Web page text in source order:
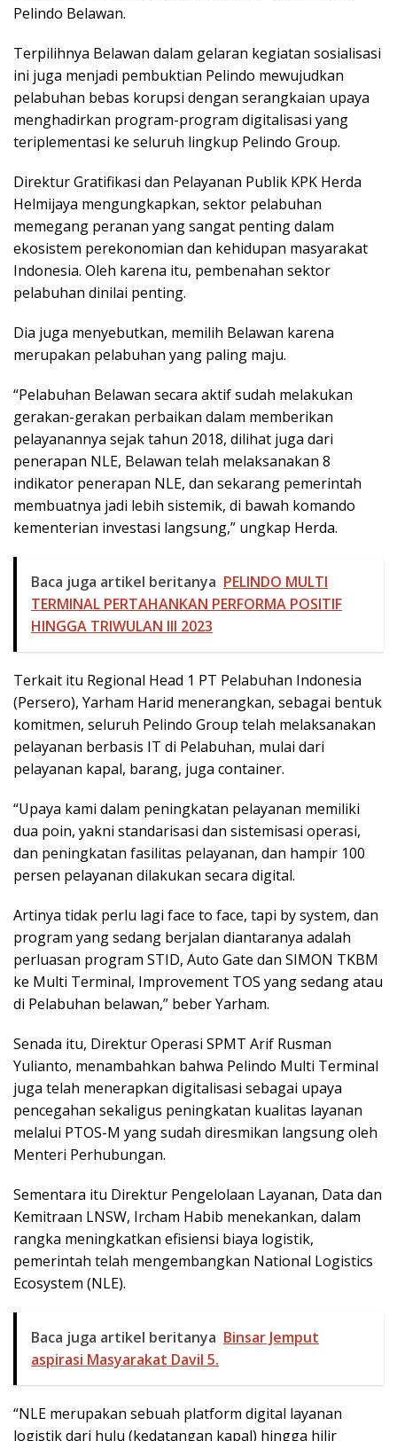
Pelindo Belawan.
Terpilihnya Belawan dalam gelaran kegiatan sosialisasi
ini juga menjadi pembuktian Pelindo mewujudkan
pelabuhan bebas korupsi dengan serangkaian upaya
menghadirkan program-program digitalisasi yang
teriplementasi ke seluruh lingkup Pelindo Group.
Direktur Gratifikasi dan Pelayanan Publik KPK Herda
Helmijaya mengungkapkan, sektor pelabuhan
memegang peranan yang sangat penting dalam
ekosistem perekonomian dan kehidupan masyarakat
Indonesia. Oleh karena itu, pembenahan sektor
pelabuhan dinilai penting.
Dia juga menyebutkan, memilih Belawan karena
merupakan pelabuhan yang paling maju.
“Pelabuhan Belawan secara aktif sudah melakukan
gerakan-gerakan perbaikan dalam memberikan
pelayanannya sejak tahun 2018, dilihat juga dari
penerapan NLE, Belawan telah melaksanakan 8
indikator penerapan NLE, dan sekarang pemerintah
membuatnya jadi lebih sistemik, di bawah komando
kementerian investasi langsung,” ungkap Herda.
Baca juga artikel beritanya PELINDO MULTI
TERMINAL PERTAHANKAN PERFORMA POSITIF
HINGGA TRIWULAN III 2023
Terkait itu Regional Head 1 PT Pelabuhan Indonesia
(Persero), Yarham Harid menerangkan, sebagai bentuk
komitmen, seluruh Pelindo Group telah melaksanakan
pelayanan berbasis IT di Pelabuhan, mulai dari
pelayanan kapal, barang, juga container.
“Upaya kami dalam peningkatan pelayanan memiliki
dua poin, yakni standarisasi dan sistemisasi operasi,
dan peningkatan fasilitas pelayanan, dan hampir 100
persen pelayanan dilakukan secara digital.
Artinya tidak perlu lagi face to face, tapi by system, dan
program yang sedang berjalan diantaranya adalah
perluasan program STID, Auto Gate dan SIMON TKBM
ke Multi Terminal, Improvement TOS yang sedang atau
di Pelabuhan belawan,” beber Yarham.
Senada itu, Direktur Operasi SPMT Arif Rusman
Yulianto, menambahkan bahwa Pelindo Multi Terminal
juga telah menerapkan digitalisasi sebagai upaya
pencegahan sekaligus peningkatan kualitas layanan
melalui PTOS-M yang sudah diresmikan langsung oleh
Menteri Perhubungan.
Sementara itu Direktur Pengelolaan Layanan, Data dan
Kemitraan LNSW, Ircham Habib menekankan, dalam
rangka meningkatkan efisiensi biaya logistik,
pemerintah telah mengembangkan National Logistics
Ecosystem (NLE).
Baca juga artikel beritanya Binsar Jemput
aspirasi Masyarakat Davil 5.
“NLE merupakan sebuah platform digital layanan
logistik dari hulu (kedatangan kapal) hingga hilir